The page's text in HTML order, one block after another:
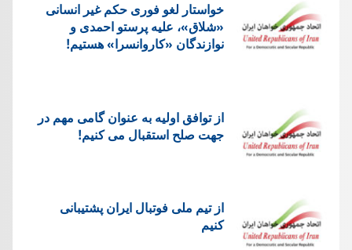
خواستار لغو فوری حکم غیر انسانی
«شلاق»، علیه پرستو احمدی و
نوازندگان «کاروانسرا» هستیم!
از توافق اولیه به عنوان گامی مهم در
جهت صلح استقبال می کنیم!
از تیم ملی فوتبال ایران پشتیبانی
کنیم